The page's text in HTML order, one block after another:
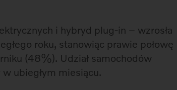
i hybryd plug-in – wzrosła
roku, stanowiąc prawie połowę
(48%). Udział samochodów
ubiegłym miesiącu.